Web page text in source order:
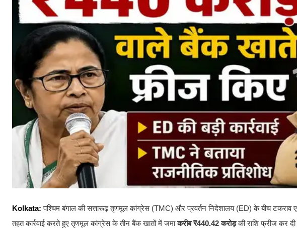
Kolkata: पश्चिम बंगाल की सत्तारूढ़ तृणमूल कांग्रेस (TMC) और प्रवर्तन निदेशालय (ED) के बीच
तहत कार्रवाई करते हुए तृणमूल कांग्रेस के तीन बैंक खातों में जमाकरीब ₹440.42 करोड़की राशि फ्रीज कर दी